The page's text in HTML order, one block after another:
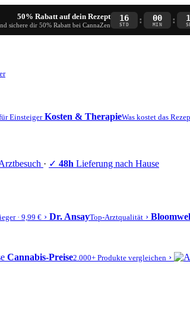
50% Rabatt auf dein Rezept
sichere dir 50% Rabatt bei CannaZen
16
STD : 00
MIN :
Einsteiger Kosten & TherapieWas kostet das
· ✓ 48h Lieferung nach Hause
· 9,99 € › Dr. AnsayTop-Arztqualität ›
Cannabis-Preise2.000+ Produkte vergleichen ›